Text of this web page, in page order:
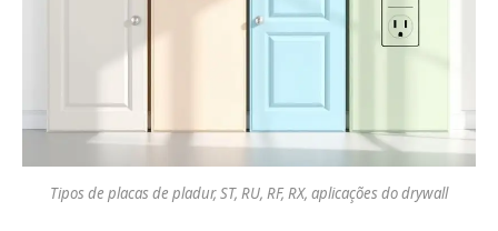
Tipos de placas de pladur, ST, RU, RF, RX, aplicações do drywall